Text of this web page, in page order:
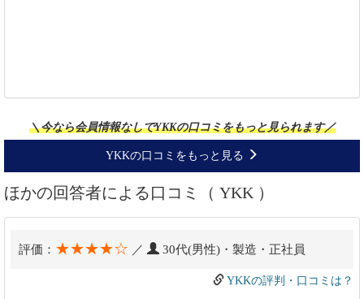
＼今なら会員情報なしでYKKの口コミをもっと見られます／
YKKの口コミをもっと見る
ほかの回答者による口コミ（ YKK ）
評価： ★★★★☆ ／ 30代(男性)・製造・正社員
YKKの評判・口コミは？